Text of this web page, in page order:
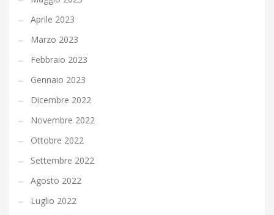
Aprile 2023
Marzo 2023
Febbraio 2023
Gennaio 2023
Dicembre 2022
Novembre 2022
Ottobre 2022
Settembre 2022
Agosto 2022
Luglio 2022